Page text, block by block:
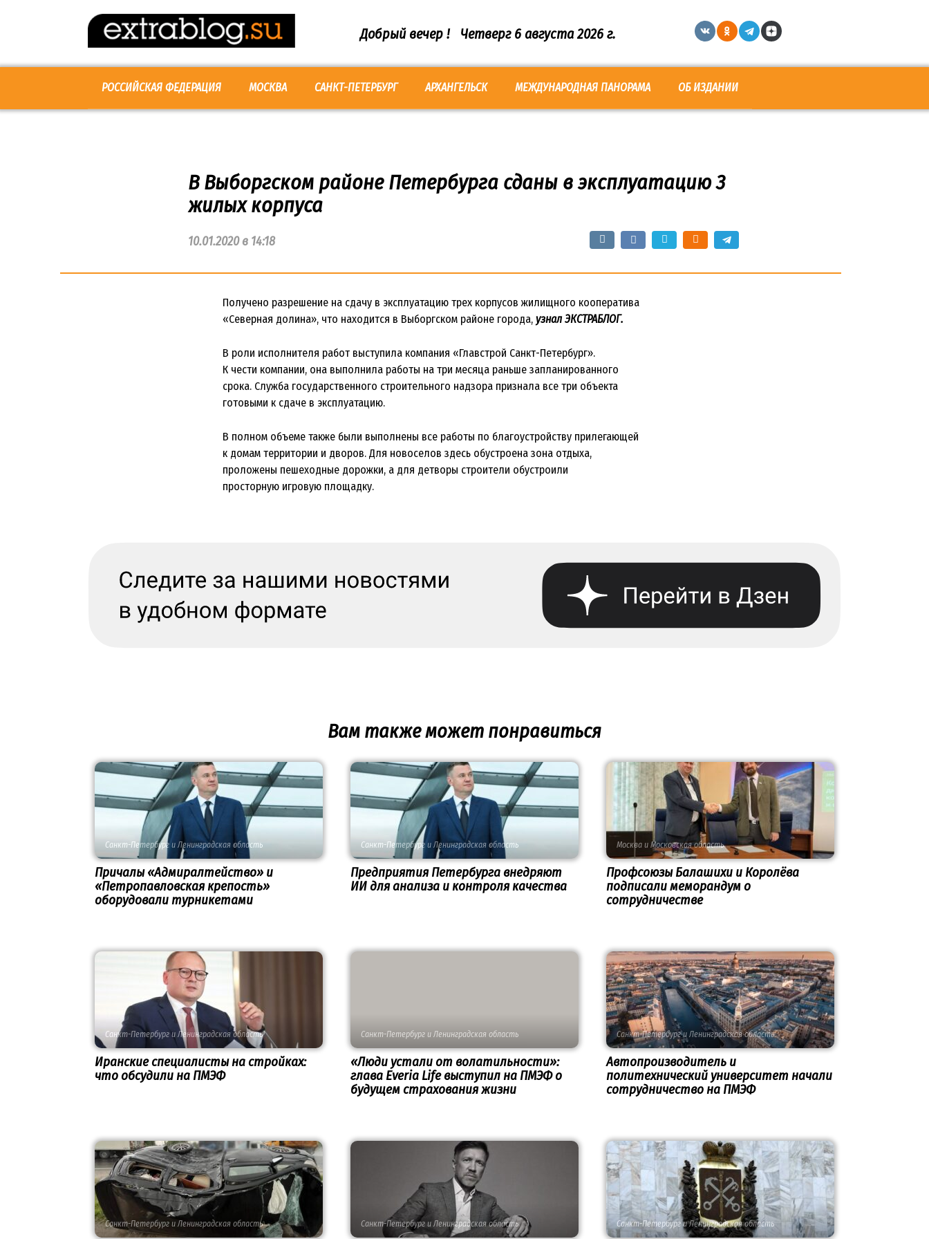
Добрый вечер ! Четверг 6 августа 2026 г.
РОССИЙСКАЯ ФЕДЕРАЦИЯ МОСКВА САНКТ-ПЕТЕРБУРГ АРХАНГЕЛЬСК МЕЖДУНАРОДНАЯ ПАНОРАМА ОБ ИЗДАНИИ
В Выборгском районе Петербурга сданы в эксплуатацию 3
жилых корпуса
10.01.2020 в 14:18
Получено разрешение на сдачу в эксплуатацию трех корпусов жилищного кооператива
«Северная долина», что находится в Выборгском районе города, узнал ЭКСТРАБЛОГ.
В роли исполнителя работ выступила компания «Главстрой Санкт-Петербург».
К чести компании, она выполнила работы на три месяца раньше запланированного
срока. Служба государственного строительного надзора признала все три объекта
готовыми к сдаче в эксплуатацию.
В полном объеме также были выполнены все работы по благоустройству прилегающей
к домам территории и дворов. Для новоселов здесь обустроена зона отдыха,
проложены пешеходные дорожки, а для детворы строители обустроили
просторную игровую площадку.
Вам также может понравиться
Санкт-Петербург и Ленинградская область
Причалы «Адмиралтейство» и
«Петропавловская крепость»
оборудовали турникетами
Санкт-Петербург и Ленинградская область
Предприятия Петербурга внедряют
ИИ для анализа и контроля качества
Москва и Московская область
Профсоюзы Балашихи и Королёва
подписали меморандум о
сотрудничестве
Санкт-Петербург и Ленинградская область
Иранские специалисты на стройках:
что обсудили на ПМЭФ
Санкт-Петербург и Ленинградская область
«Люди устали от волатильности»:
глава Everia Life выступил на ПМЭФ о
будущем страхования жизни
Санкт-Петербург и Ленинградская область
Автопроизводитель и
политехнический университет начали
сотрудничество на ПМЭФ
Санкт-Петербург и Ленинградская область Санкт-Петербург и Ленинградская область Санкт-Петербург и Ленинградская область